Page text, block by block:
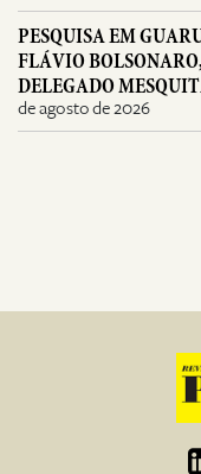
PESQUISA EM
FLÁVIO
DELEGADO
de agosto de 2026